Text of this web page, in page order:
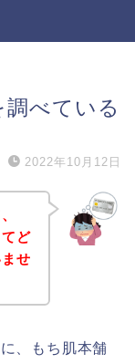
べている
2022年10月12日
ど
せ
、もち肌本舗